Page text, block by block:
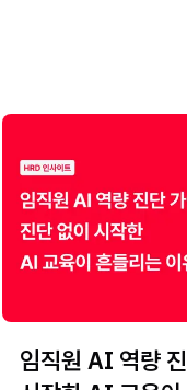
임직원 AI 역량